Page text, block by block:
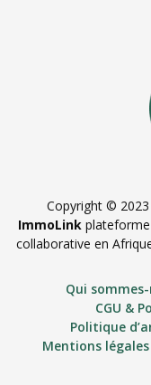
Copyright ©
ImmoLinkplateforme
collaborative en
Qui
CGU &
Politique
Mentions